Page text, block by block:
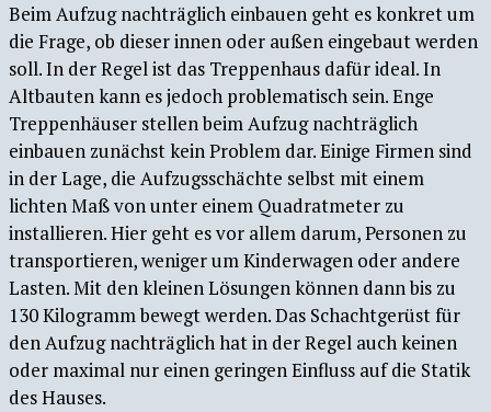
Beim Aufzug nachträglich einbauen geht es konkret um
die Frage, ob dieser innen oder außen eingebaut werden
soll. In der Regel ist das Treppenhaus dafür ideal. In
Altbauten kann es jedoch problematisch sein. Enge
Treppenhäuser stellen beim Aufzug nachträglich
einbauen zunächst kein Problem dar. Einige Firmen sind
in der Lage, die Aufzugsschächte selbst mit einem
lichten Maß von unter einem Quadratmeter zu
installieren. Hier geht es vor allem darum, Personen zu
transportieren, weniger um Kinderwagen oder andere
Lasten. Mit den kleinen Lösungen können dann bis zu
130 Kilogramm bewegt werden. Das Schachtgerüst für
den Aufzug nachträglich hat in der Regel auch keinen
oder maximal nur einen geringen Einfluss auf die Statik
des Hauses.